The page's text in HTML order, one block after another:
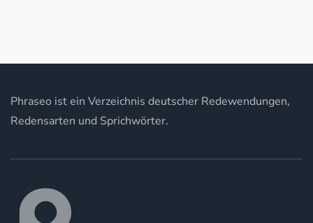
Phraseo ist ein Verzeichnis deutscher Redewendungen,
Redensarten und Sprichwörter.